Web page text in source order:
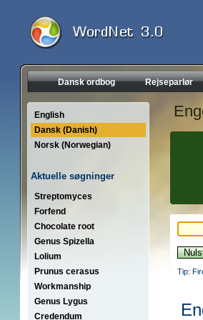
Dansk ordbog Rejseparlør
English
Dansk (Danish)
Norsk (Norwegian)
Aktuelle søgninger
Streptomyces
Forfend
Chocolate root
Genus Spizella
Lolium
Prunus cerasus
Workmanship
Genus Lygus
Credendum
Tip: